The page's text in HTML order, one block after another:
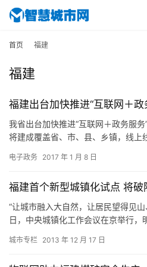
首页 福建
福建
福建出台加快推进“互联网＋
我省出台加快推进“互联网＋政务服
将建成覆盖省、市、县、乡镇，线上
电子政务 2017 年 1 月 8 日
福建首个新型城镇化试点 将破
“让城市融入大自然，让居民望得见
日，中央城镇化工作会议在京举行，
城市专栏 2013 年 12 月 17 日